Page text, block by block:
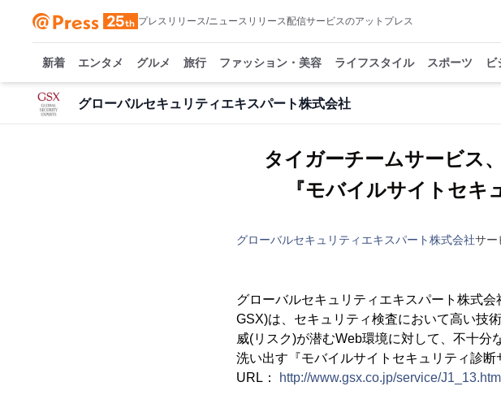
プレスリリース/ニュースリリース配信サービスのアットプレス
新着 エンタメ グルメ 旅行 ファッション・美容 ライフスタイル スポーツ ビ
グローバルセキュリティエキスパート株式会社
タイガーチームサービス
『モバイルサイトセキ
グローバルセキュリティエキスパート株式会社サー
グローバルセキュリティエキスパート株式
GSX)は、セキュリティ検査において高い技
威(リスク)が潜むWeb環境に対して、不十
洗い出す『モバイルサイトセキュリティ診
URL：
http://www.gsx.co.jp/service/J1_13.html